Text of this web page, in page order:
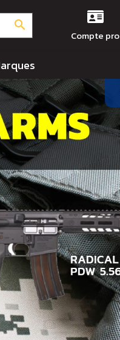
search
Compte pro